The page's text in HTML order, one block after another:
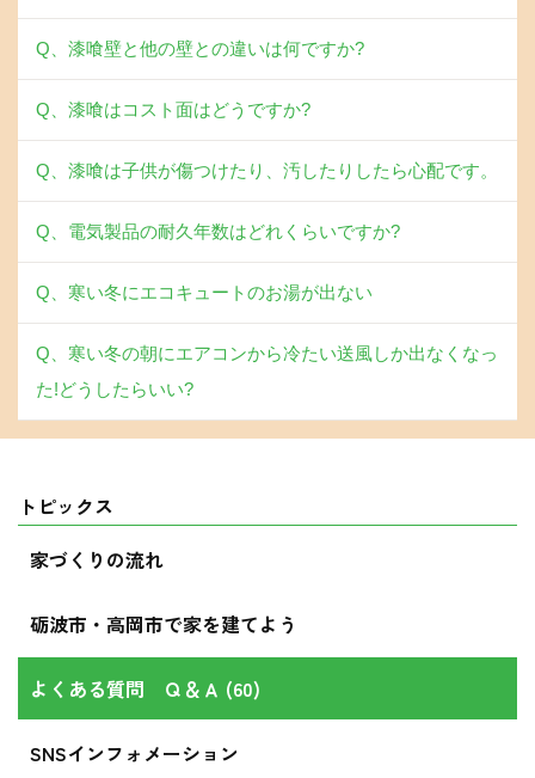
Q、漆喰壁と他の壁との違いは何ですか?
Q、漆喰はコスト面はどうですか?
Q、漆喰は子供が傷つけたり、汚したりしたら心配です。
Q、電気製品の耐久年数はどれくらいですか?
Q、寒い冬にエコキュートのお湯が出ない
Q、寒い冬の朝にエアコンから冷たい送風しか出なくなっ
た!どうしたらいい?
トピックス
家づくりの流れ
砺波市・高岡市で家を建てよう
よくある質問 Ｑ＆Ａ (60)
SNSインフォメーション